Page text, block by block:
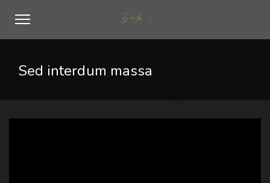
Sed interdum massa